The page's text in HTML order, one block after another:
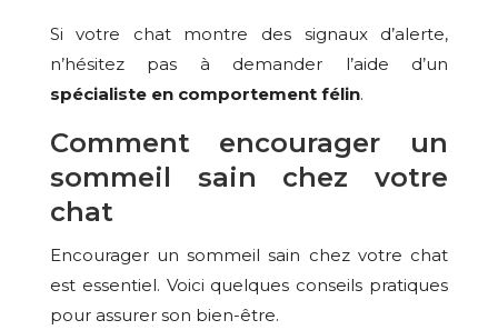
Si votre chat montre des signaux d’alerte,
n’hésitez pas à demander l’aide d’un
spécialiste en comportement félin.
Comment encourager un
sommeil sain chez votre
chat
Encourager un sommeil sain chez votre chat
est essentiel. Voici quelques conseils pratiques
pour assurer son bien-être.